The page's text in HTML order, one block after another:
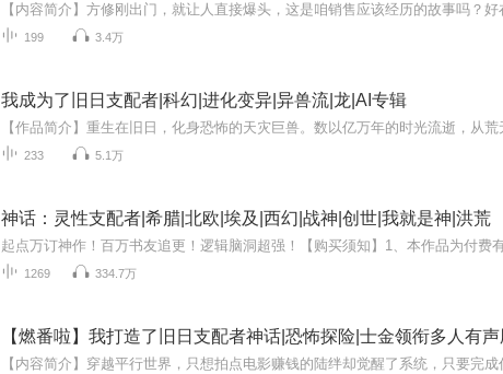
199 3.4万
我成为了旧日支配者|科幻|进化变异|异兽流|龙|AI专辑
233 5.1万
神话：灵性支配者|希腊|北欧|埃及|西幻|战神|创世|我就是神|洪荒
1269 334.7万
【燃番啦】我打造了旧日支配者神话|恐怖探险|士金领衔多人有声